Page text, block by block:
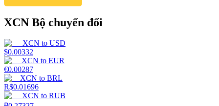
XCN Bộ chuyển đổi
XCN to USD
$0.00332
XCN to EUR
€0.00287
XCN to BRL
R$0.01696
XCN to RUB